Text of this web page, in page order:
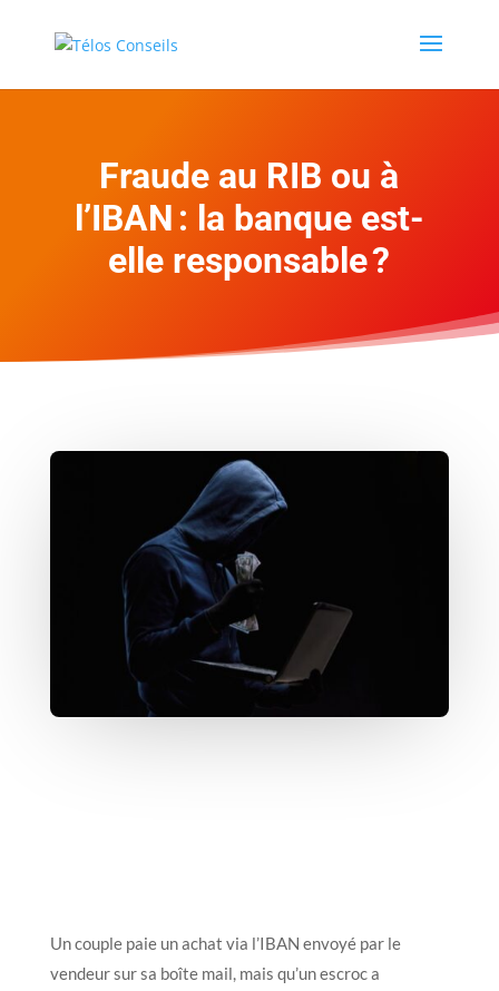
Fraude au RIB ou à
l’IBAN : la banque est-
elle responsable ?
Un couple paie un achat via l’IBAN envoyé par le
vendeur sur sa boîte mail, mais qu’un escroc a